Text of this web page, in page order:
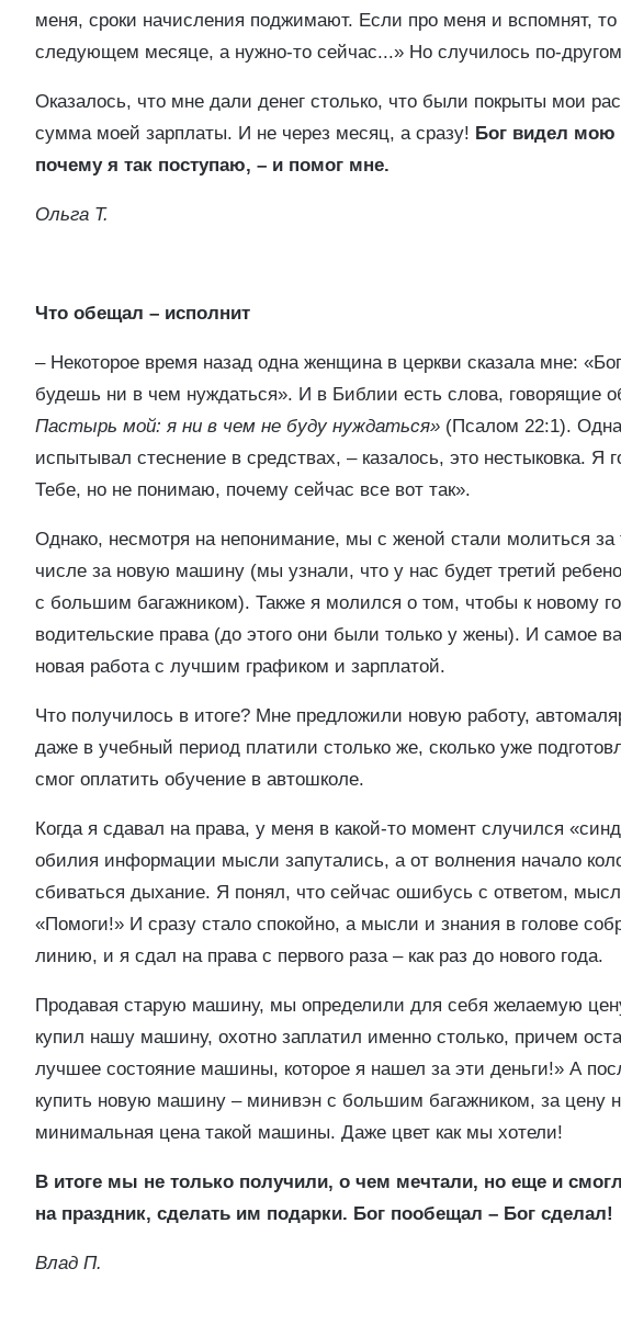
меня, сроки начисления поджимают. Если про меня и вспомнят, то
следующем месяце, а нужно-то сейчас...» Но случилось по-
Оказалось, что мне дали денег столько, что были покрыты мои
сумма моей зарплаты. И не через месяц, а сразу! Бог видел мою
почему я так поступаю, – и помог мне.
Ольга Т.
Что обещал – исполнит
– Некоторое время назад одна женщина в церкви сказала мне:
будешь ни в чем нуждаться». И в Библии есть слова, говорящие
Пастырь мой: я ни в чем не буду нуждаться» (Псалом 22:1).
испытывал стеснение в средствах, – казалось, это нестыковка. Я
Тебе, но не понимаю, почему сейчас все вот так».
Однако, несмотря на непонимание, мы с женой стали молиться за
числе за новую машину (мы узнали, что у нас будет третий
с большим багажником). Также я молился о том, чтобы к новому
водительские права (до этого они были только у жены). И самое
новая работа с лучшим графиком и зарплатой.
Что получилось в итоге? Мне предложили новую работу,
даже в учебный период платили столько же, сколько уже
смог оплатить обучение в автошколе.
Когда я сдавал на права, у меня в какой-то момент случился
обилия информации мысли запутались, а от волнения начало
сбиваться дыхание. Я понял, что сейчас ошибусь с ответом,
«Помоги!» И сразу стало спокойно, а мысли и знания в голове
линию, и я сдал на права с первого раза – как раз до нового года.
Продавая старую машину, мы определили для себя желаемую
купил нашу машину, охотно заплатил именно столько, причем
лучшее состояние машины, которое я нашел за эти деньги!» А
купить новую машину – минивэн с большим багажником, за цену
минимальная цена такой машины. Даже цвет как мы хотели!
В итоге мы не только получили, о чем мечтали, но еще и
на праздник, сделать им подарки. Бог пообещал – Бог сделал!
Влад П.